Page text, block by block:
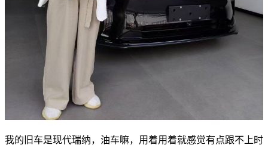
我的旧车是现代瑞纳，油车嘛，用着用着就感觉有点跟不上时